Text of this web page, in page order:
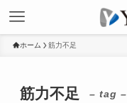
ホーム 筋力不足
筋力不足 – tag –